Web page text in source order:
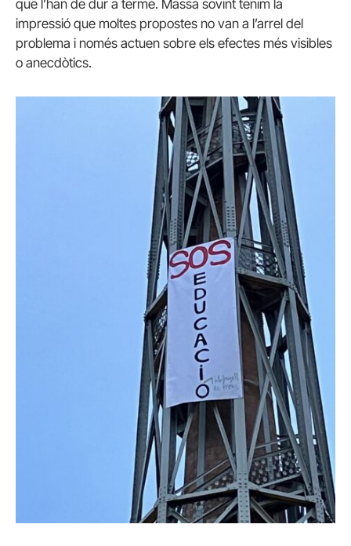
que l’han de dur a terme. Massa sovint tenim la
impressió que moltes propostes no van a l’arrel del
problema i només actuen sobre els efectes més visibles
o anecdòtics.